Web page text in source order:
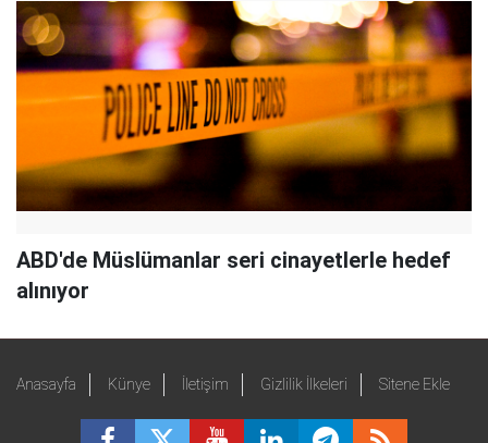
ABD'de Müslümanlar seri cinayetlerle hedef
alınıyor
Anasayfa Künye İletişim Gizlilik İlkeleri Sitene Ekle